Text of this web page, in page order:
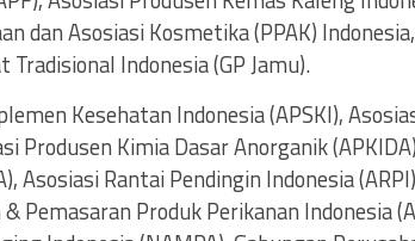
dan Asosiasi Kosmetika (PPAK)
Tradisional Indonesia (GP Jamu).
Kesehatan Indonesia (APSKI),
Produsen Kimia Dasar Anorganik
Asosiasi Rantai Pendingin Indonesia
Pemasaran Produk Perikanan Indonesia